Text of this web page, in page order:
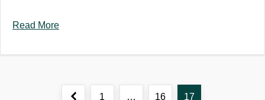
Read More
Previous
Page
1 … Page
16 Page
17